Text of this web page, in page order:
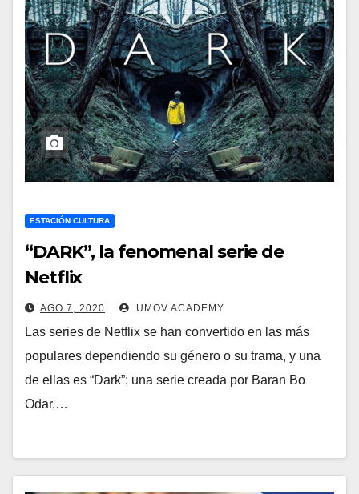
ESTACIÓN CULTURA
“DARK”, la fenomenal serie de
Netflix
AGO 7, 2020 UMOV ACADEMY
Las series de Netflix se han convertido en las más
populares dependiendo su género o su trama, y una
de ellas es “Dark”; una serie creada por Baran Bo
Odar,…